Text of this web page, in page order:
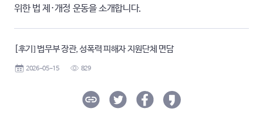
위한 법 제·개정 운동을 소개합니다.
[후기] 법무부 장관, 성폭력 피해자 지원단체 면담
2026-05-15 829